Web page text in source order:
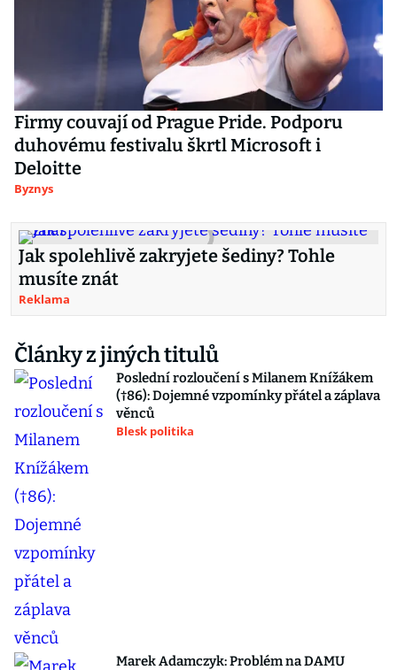
Firmy couvají od Prague Pride. Podporu
duhovému festivalu škrtl Microsoft i
Deloitte
Byznys
Jak spolehlivě zakryjete šediny? Tohle
musíte znát
Reklama
Články z jiných titulů
Poslední rozloučení s Milanem Knížákem
(†86): Dojemné vzpomínky přátel a záplava
věnců
Blesk politika
Marek Adamczyk: Problém na DAMU